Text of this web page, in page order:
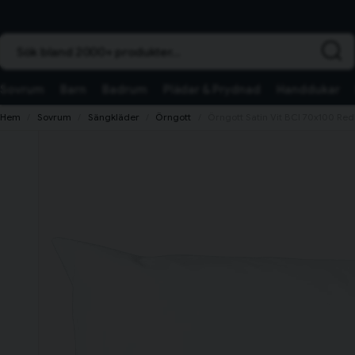
Hem Sovrum Sängkläder Örngott